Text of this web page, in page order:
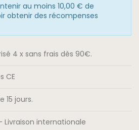
au moins 10,00 € de
obtenir des récompenses
4 x sans frais dès 90€.
CE
15 jours.
Livraison internationale